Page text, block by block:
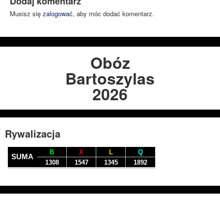
Musisz się zalogować, aby móc dodać komentarz.
Obóz
Bartoszylas
2026
Rywalizacja